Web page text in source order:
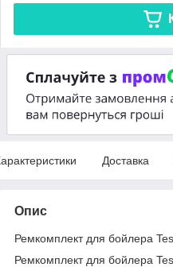
Доставка
Опис
Ремкомплект для бойлера
Ремкомплект для бойлера